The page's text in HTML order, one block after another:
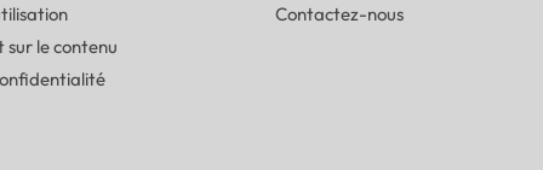
sur le contenu
Contactez-nous